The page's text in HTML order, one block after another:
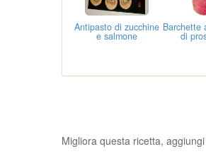
Antipasto di zucchine
e salmone
Barchette
di
Migliora questa ricetta,